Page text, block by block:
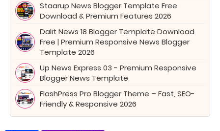
Staarup News Blogger Template Free
Download & Premium Features 2026
Dalit News 18 Blogger Template Download
Free | Premium Responsive News Blogger
Template 2026
Up News Express 03 - Premium Responsive
Blogger News Template
FlashPress Pro Blogger Theme – Fast, SEO-
Friendly & Responsive 2026